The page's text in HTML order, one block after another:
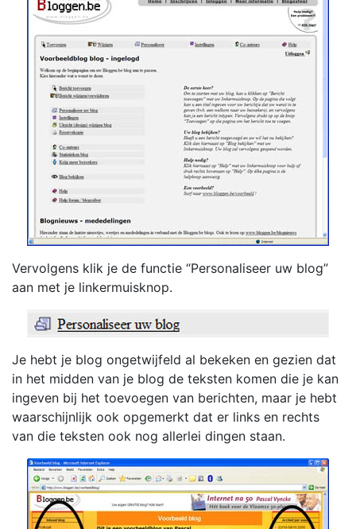
Vervolgens klik je de functie “Personaliseer uw blog”
aan met je linkermuisknop.
Je hebt je blog ongetwijfeld al bekeken en gezien dat
in het midden van je blog de teksten komen die je kan
ingeven bij het toevoegen van berichten, maar je hebt
waarschijnlijk ook opgemerkt dat er links en rechts
van die teksten ook nog allerlei dingen staan.